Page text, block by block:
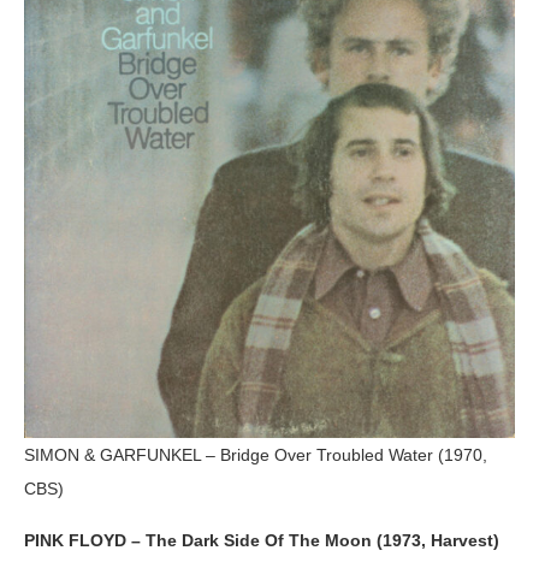
SIMON & GARFUNKEL – Bridge Over Troubled Water (1970,
CBS)
PINK FLOYD – The Dark Side Of The Moon (1973, Harvest)